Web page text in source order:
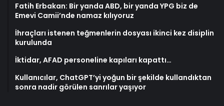
Fatih Erbakan: Bir yanda ABD, bir yanda YPG biz de
Emevi Camii’nde namaz kılıyoruz
İhraçları istenen teğmenlerin dosyası ikinci kez disiplin
kurulunda
İktidar, AFAD personeline kapıları kapattı…
Kullanıcılar, ChatGPT’yi yoğun bir şekilde kullandıktan
sonra nadir görülen sanrılar yaşıyor